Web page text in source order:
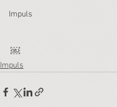
Impuls
￼
Impuls